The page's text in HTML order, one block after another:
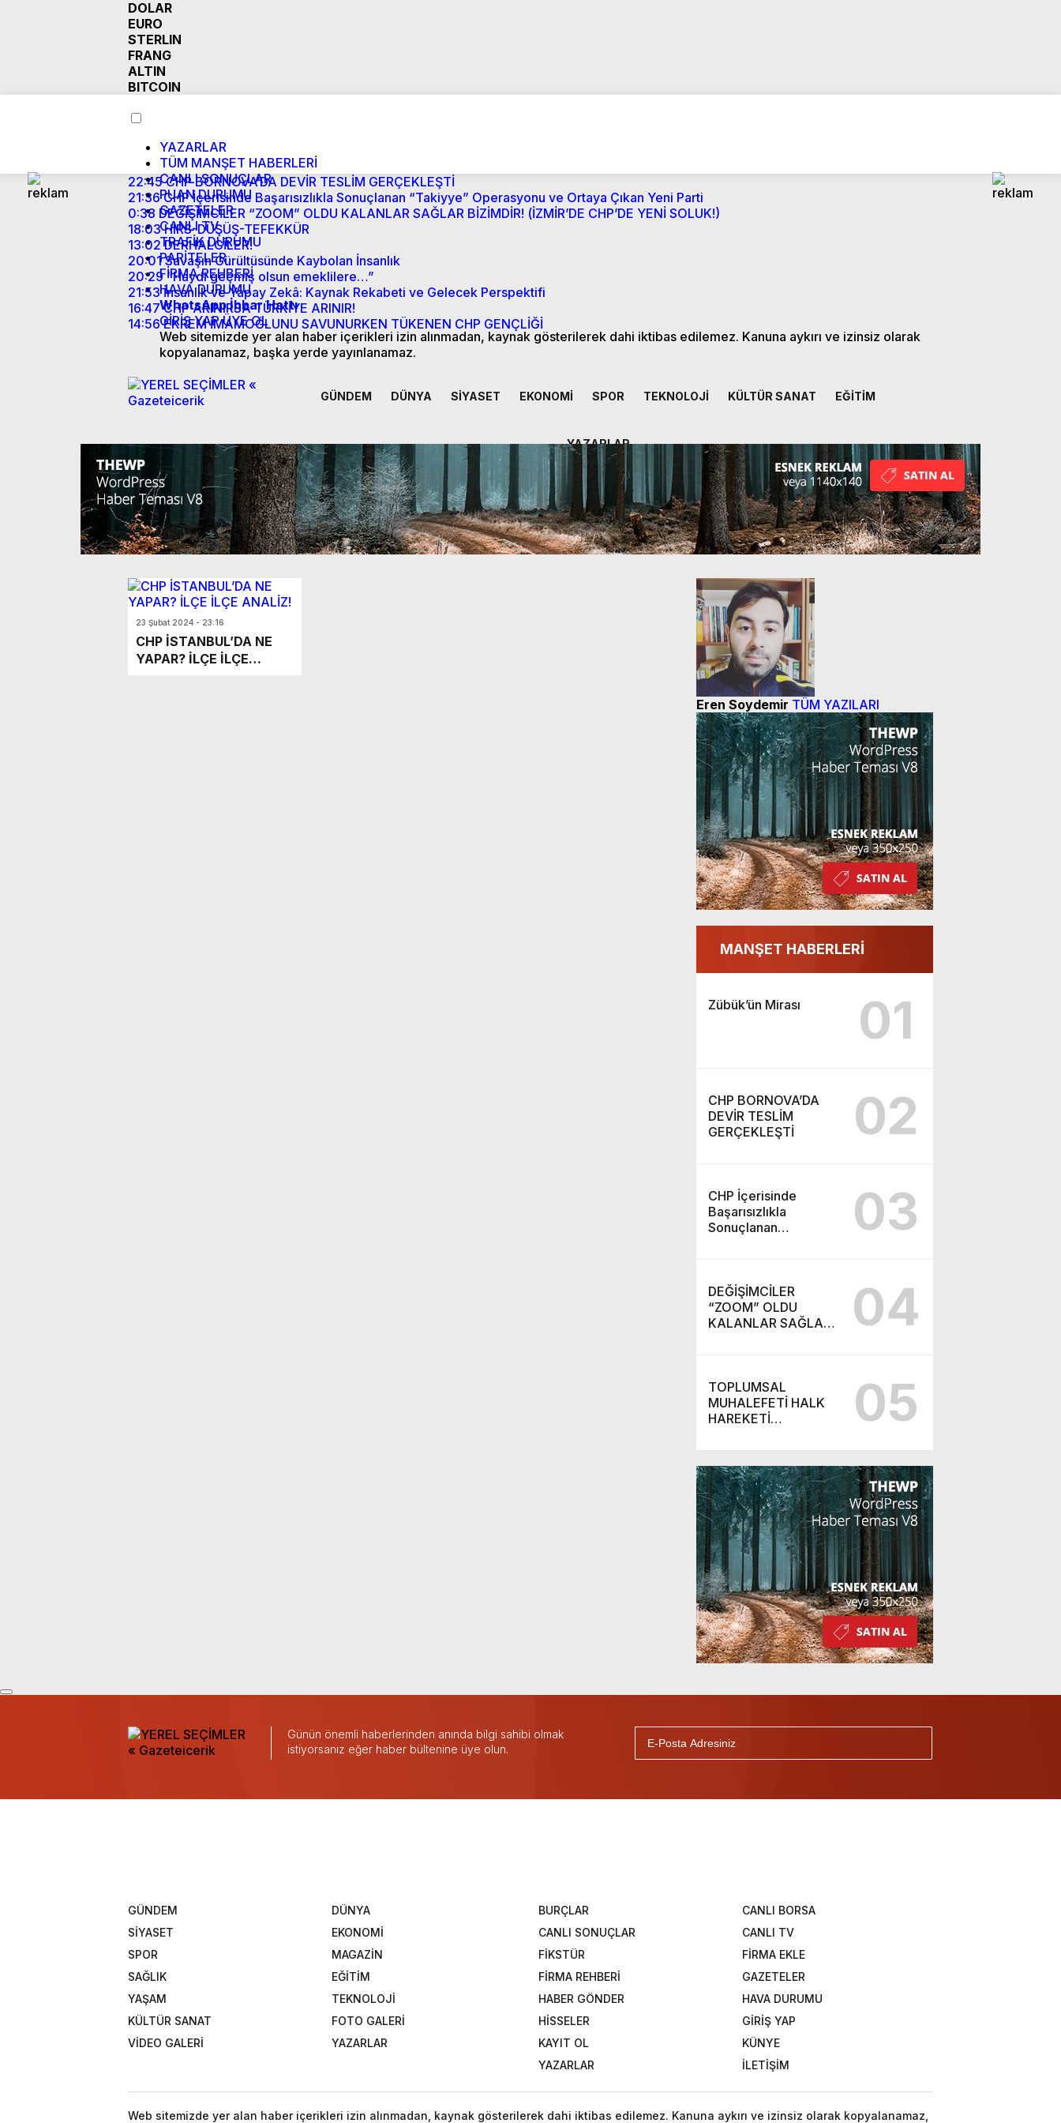
DOLAR
EURO
STERLIN
FRANG
ALTIN
BITCOIN
YAZARLAR
TÜM MANŞET HABERLERİ
CANLI SONUÇLAR
PUAN DURUMU
GAZETELER
CANLI TV
TRAFİK DURUMU
PARİTELER
FİRMA REHBERİ
HAVA DURUMU
WhatsApp İhbar Hattı
GİRİŞ YAP ÜYE OL
Web sitemizde yer alan haber içerikleri izin alınmadan, kaynak gösterilerek dahi iktibas edilemez. Kanuna aykırı ve izinsiz olarak
kopyalanamaz, başka yerde yayınlanamaz.
GÜNDEM DÜNYA SİYASET EKONOMİ SPOR TEKNOLOJİ KÜLTÜR SANAT EĞİTİM
YAZARLAR
22:45 CHP BORNOVA’DA DEVİR TESLİM GERÇEKLEŞTİ
21:36 CHP İçerisinde Başarısızlıkla Sonuçlanan “Takiyye” Operasyonu ve Ortaya Çıkan Yeni Parti
0:38 DEĞİŞİMCİLER “ZOOM” OLDU KALANLAR SAĞLAR BİZİMDİR! (İZMİR’DE CHP’DE YENİ SOLUK!)
18:03 HIRS-DÜŞÜŞ-TEFEKKÜR
13:02 DERHALCİLER!
20:01 Savaşın Gürültüsünde Kaybolan İnsanlık
20:29 “Haydi geçmiş olsun emeklilere…”
21:53 İnsanlık ve Yapay Zekâ: Kaynak Rekabeti ve Gelecek Perspektifi
16:47 CHP ARINIRSA TÜRKİYE ARINIR!
14:56 EKREM İMAMOĞLUNU SAVUNURKEN TÜKENEN CHP GENÇLİĞİ
23 Şubat 2024 - 23:16
CHP İSTANBUL’DA NE
YAPAR? İLÇE İLÇE
Eren Soydemir TÜM YAZILARI
MANŞET HABERLERİ
Zübük’ün Mirası 01
CHP BORNOVA’DA
DEVİR TESLİM
GERÇEKLEŞTİ
02
CHP İçerisinde
Başarısızlıkla
Sonuçlanan
Parti
03
DEĞİŞİMCİLER
“ZOOM” OLDU
KALANLAR SAĞLAR
04
TOPLUMSAL
MUHALEFETİ HALK
HAREKETİ
05
Günün önemli haberlerinden anında bilgi sahibi olmak
istiyorsanız eğer haber bültenine üye olun.
GÜNDEM
DÜNYA
SİYASET
EKONOMİ
SPOR
MAGAZİN
SAĞLIK
EĞİTİM
YAŞAM
TEKNOLOJİ
KÜLTÜR SANAT
FOTO GALERİ
VİDEO GALERİ
YAZARLAR
BURÇLAR
CANLI BORSA
CANLI SONUÇLAR
CANLI TV
FİKSTÜR
FİRMA EKLE
FİRMA REHBERİ
GAZETELER
HABER GÖNDER
HAVA DURUMU
HİSSELER
GİRİŞ YAP
KAYIT OL
KÜNYE
YAZARLAR
İLETİŞİM
Web sitemizde yer alan haber içerikleri izin alınmadan, kaynak gösterilerek dahi iktibas edilemez. Kanuna aykırı ve izinsiz olarak kopyalanamaz,